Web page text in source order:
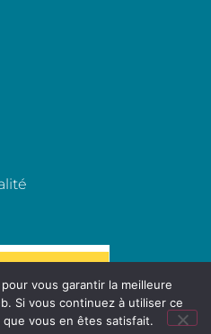
vous garantir la meilleure
Si vous continuez à utiliser ce
vous en êtes satisfait.